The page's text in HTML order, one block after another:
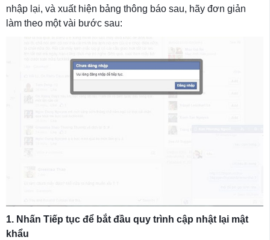
nhập lại, và xuất hiện bảng thông báo sau, hãy đơn giản
làm theo một vài bước sau:
1. Nhấn Tiếp tục để bắt đầu quy trình cập nhật lại mật
khẩu